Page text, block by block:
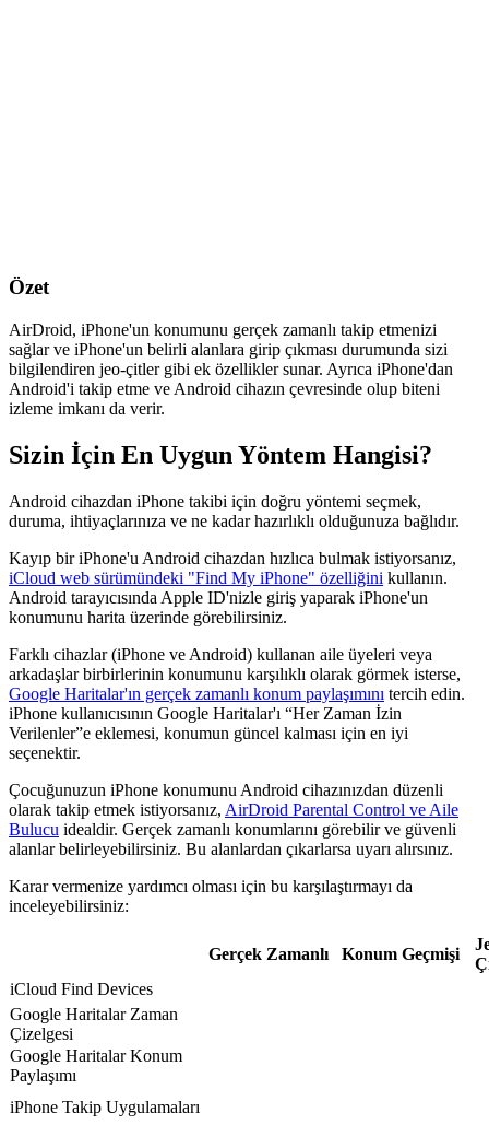
Özet
AirDroid, iPhone'un konumunu gerçek zamanlı takip etmenizi
sağlar ve iPhone'un belirli alanlara girip çıkması durumunda sizi
bilgilendiren jeo-çitler gibi ek özellikler sunar. Ayrıca iPhone'dan
Android'i takip etme ve Android cihazın çevresinde olup biteni
izleme imkanı da verir.
Sizin İçin En Uygun Yöntem Hangisi?
Android cihazdan iPhone takibi için doğru yöntemi seçmek,
duruma, ihtiyaçlarınıza ve ne kadar hazırlıklı olduğunuza bağlıdır.
Kayıp bir iPhone'u Android cihazdan hızlıca bulmak istiyorsanız,
iCloud web sürümündeki "Find My iPhone" özelliğini kullanın.
Android tarayıcısında Apple ID'nizle giriş yaparak iPhone'un
konumunu harita üzerinde görebilirsiniz.
Farklı cihazlar (iPhone ve Android) kullanan aile üyeleri veya
arkadaşlar birbirlerinin konumunu karşılıklı olarak görmek isterse,
Google Haritalar'ın gerçek zamanlı konum paylaşımını tercih edin.
iPhone kullanıcısının Google Haritalar'ı “Her Zaman İzin
Verilenler”e eklemesi, konumun güncel kalması için en iyi
seçenektir.
Çocuğunuzun iPhone konumunu Android cihazınızdan düzenli
olarak takip etmek istiyorsanız, AirDroid Parental Control ve Aile
Bulucu idealdir. Gerçek zamanlı konumlarını görebilir ve güvenli
alanlar belirleyebilirsiniz. Bu alanlardan çıkarlarsa uyarı alırsınız.
Karar vermenize yardımcı olması için bu karşılaştırmayı da
inceleyebilirsiniz:
Gerçek Zamanlı Konum Geçmişi
iCloud Find Devices
Google Haritalar Zaman
Çizelgesi
Google Haritalar Konum
Paylaşımı
iPhone Takip Uygulamaları